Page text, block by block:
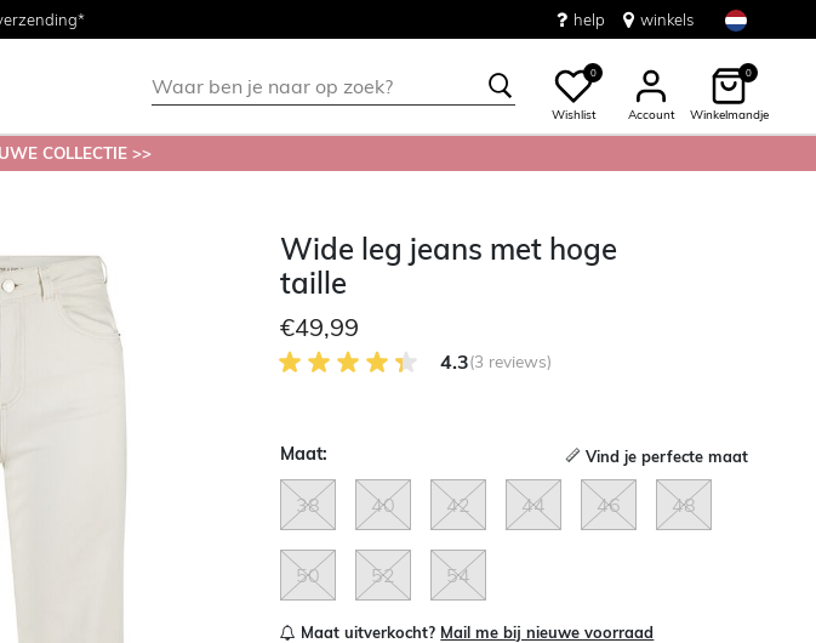
38 - 54
in de winkel help winkels
0
Wishlist Account
0
Winkelmandje
COLLECTIE >>
Wide leg jeans met hoge
taille
€49,99
4.3 van 5 Klantenbeoordeling
4.3(3 reviews)
Maat: Vind je perfecte maat
38 40 42 44 46 48
50 52 54
Maat uitverkocht? Mail me bij nieuwe voorraad